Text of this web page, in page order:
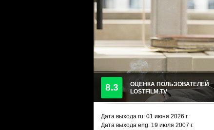
8.3
ОЦЕНКА ПОЛЬЗОВАТЕЛЕЙ
LOSTFILM.TV
Дата выхода ru: 01 июня 2026 г.
Дата выхода eng: 19 июля 2007 г.